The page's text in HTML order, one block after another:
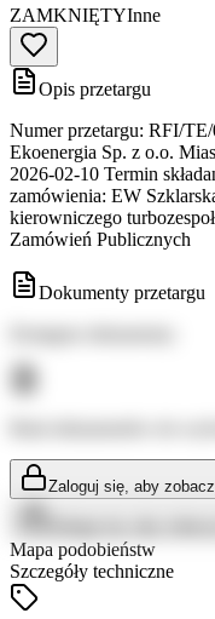
ZAMKNIĘTYInne
Opis przetargu
Numer przetargu: RFI/
Ekoenergia Sp. z o.o.
2026-02-10 Termin
zamówienia: EW
kierowniczego
Zamówień Publicznych
Dokumenty przetargu
Zaloguj się, aby
Mapa podobieństw
Szczegóły techniczne